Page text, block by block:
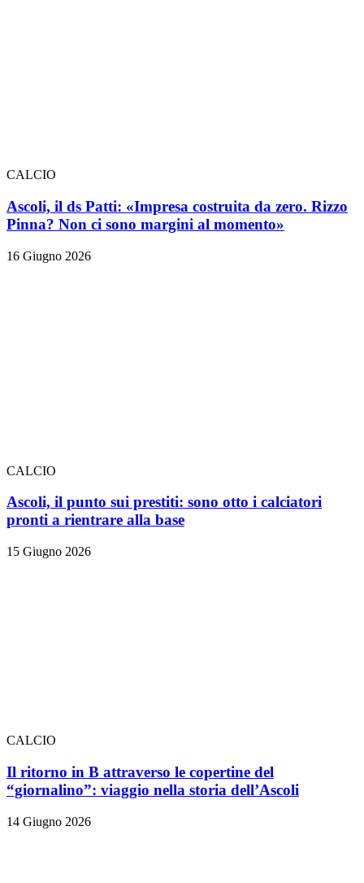
CALCIO
Ascoli, il ds Patti: «Impresa costruita da zero. Rizzo
Pinna? Non ci sono margini al momento»
16 Giugno 2026
CALCIO
Ascoli, il punto sui prestiti: sono otto i calciatori
pronti a rientrare alla base
15 Giugno 2026
CALCIO
Il ritorno in B attraverso le copertine del
“giornalino”: viaggio nella storia dell’Ascoli
14 Giugno 2026